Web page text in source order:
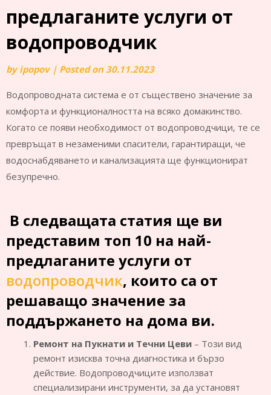
предлаганите услуги от
водопроводчик
byipopov | Posted on 30.11.2023
Водопроводната система е от съществено значение за
комфорта и функционалността на всяко домакинство.
Когато се появи необходимост от водопроводчици, те се
превръщат в незаменими спасители, гарантиращи, че
водоснабдяването и канализацията ще функционират
безупречно.
В следващата статия ще ви
представим топ 10 на най-
предлаганите услуги от
водопроводчик, които са от
решаващо значение за
поддържането на дома ви.
Ремонт на Пукнати и Течни Цеви – Този вид
ремонт изисква точна диагностика и бързо
действие. Водопроводчиците използват
специализирани инструменти, за да установят